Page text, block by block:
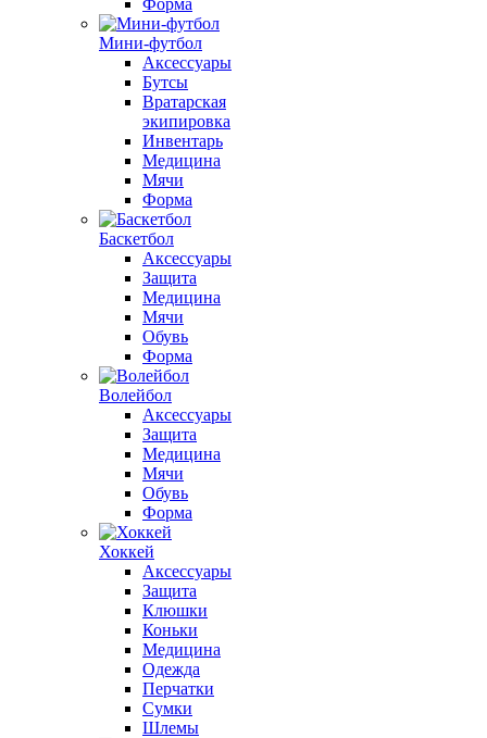
Форма
Мини-футбол
Аксессуары
Бутсы
Вратарская
экипировка
Инвентарь
Медицина
Мячи
Форма
Баскетбол
Аксессуары
Защита
Медицина
Мячи
Обувь
Форма
Волейбол
Аксессуары
Защита
Медицина
Мячи
Обувь
Форма
Хоккей
Аксессуары
Защита
Клюшки
Коньки
Медицина
Одежда
Перчатки
Сумки
Шлемы